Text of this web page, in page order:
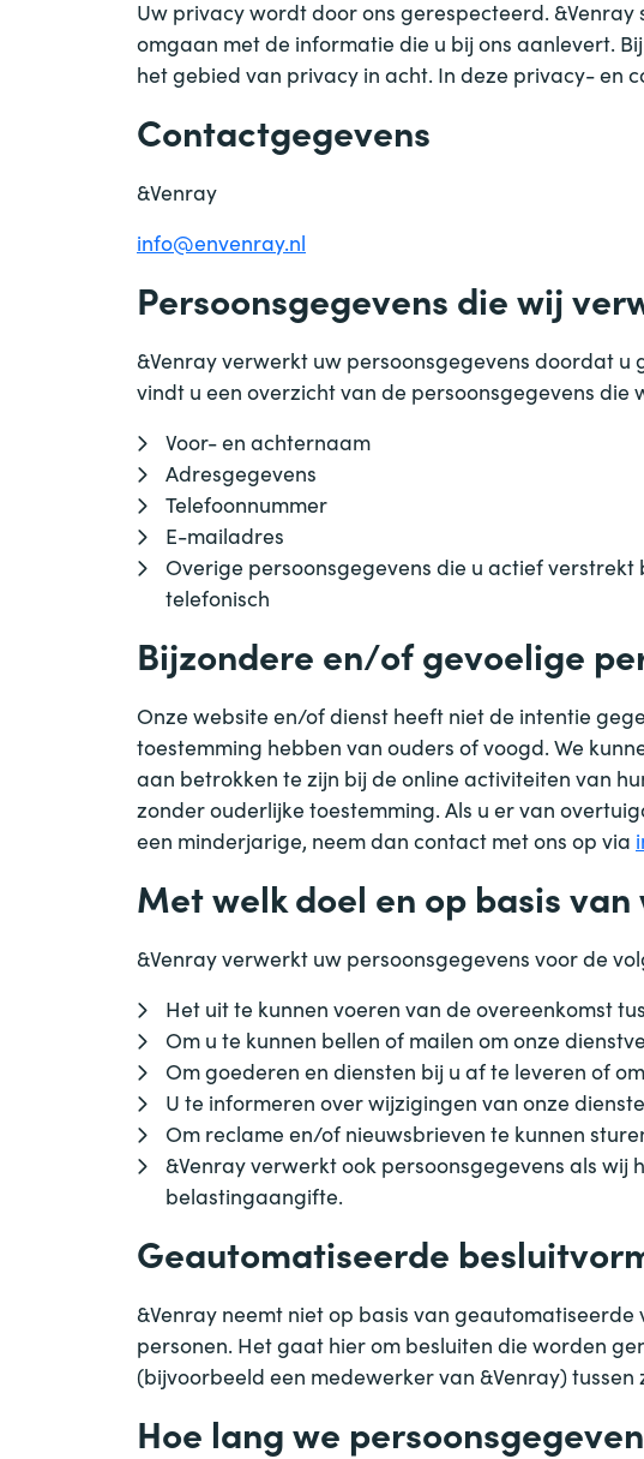
Uw privacy wordt door ons gerespecteerd. &Venray
omgaan met de informatie die u bij ons aanlevert.
het gebied van privacy in acht. In deze privacy- en
Contactgegevens
&Venray
info@envenray.nl
Persoonsgegevens die wij
&Venray verwerkt uw persoonsgegevens doordat
vindt u een overzicht van de persoonsgegevens die
Voor- en achternaam
Adresgegevens
Telefoonnummer
E-mailadres
Overige persoonsgegevens die u actief
telefonisch
Bijzondere en/of gevoelige
Onze website en/of dienst heeft niet de intentie
toestemming hebben van ouders of voogd. We
aan betrokken te zijn bij de online activiteiten van
zonder ouderlijke toestemming. Als u er van
een minderjarige, neem dan contact met ons op via
Met welk doel en op basis
&Venray verwerkt uw persoonsgegevens voor de
Het uit te kunnen voeren van de overeenkomst
Om u te kunnen bellen of mailen om onze
Om goederen en diensten bij u af te leveren of
U te informeren over wijzigingen van onze
Om reclame en/of nieuwsbrieven te kunnen
&Venray verwerkt ook persoonsgegevens als
belastingaangifte.
Geautomatiseerde
&Venray neemt niet op basis van
personen. Het gaat hier om besluiten die worden
(bijvoorbeeld een medewerker van &Venray) tussen
Hoe lang we